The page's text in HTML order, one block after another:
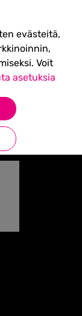
evästeitä,
Voit
asetuksia